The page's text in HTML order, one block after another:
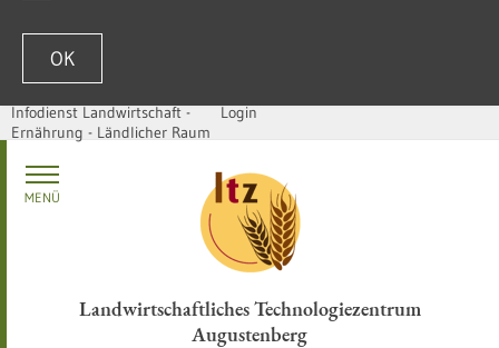
OK
Passer au contenu
Infodienst Landwirtschaft -
Ernährung - Ländlicher Raum
Login
Landwirtschaftliches Technologiezentrum
Augustenberg
MENÜ